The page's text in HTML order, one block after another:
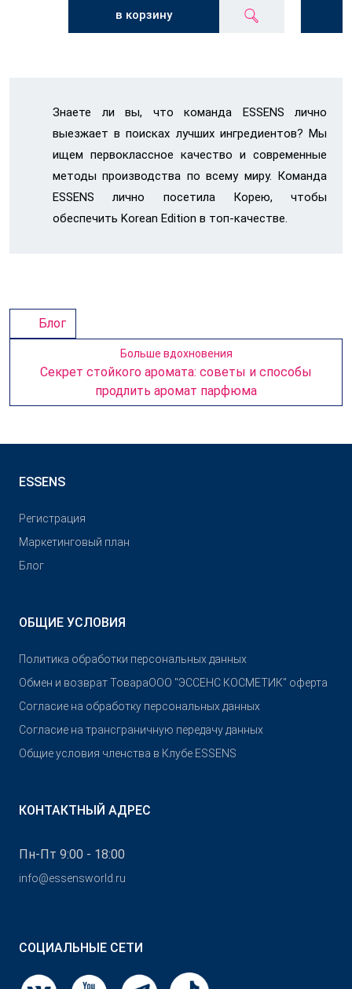
в корзину
Знаете ли вы, что команда ESSENS лично
выезжает в поисках лучших ингредиентов? Мы
ищем первоклассное качество и современные
методы производства по всему миру. Команда
ESSENS лично посетила Корею, чтобы
обеспечить Korean Edition в топ-качестве.
Блог
Больше вдохновения
Секрет стойкого аромата: советы и способы
продлить аромат парфюма
ESSENS
Pегистрация
Маркетинговый план
Блог
ОБЩИЕ УСЛОВИЯ
Политика обработки персональных данных
Обмен и возврат ТовараOOO "ЭССЕНС КОСМЕТИК" оферта
Согласие на обработку персональных данных
Согласие на трансграничную передачу данных
Общие условия членства в Клубе ESSENS
КОНТАКТНЫЙ АДРЕС
Пн-Пт 9:00 - 18:00
info@essensworld.ru
СОЦИАЛЬНЫЕ СЕТИ